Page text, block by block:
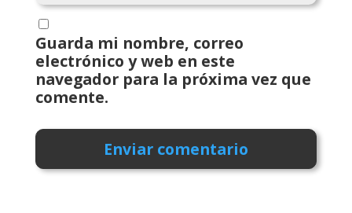
Guarda mi nombre, correo
electrónico y web en este
navegador para la próxima vez que
comente.